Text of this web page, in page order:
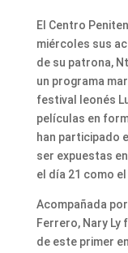
El Centro
miércoles sus
de su patrona,
un programa
festival leonés
películas en
han participado
ser expuestas
el día 21 como
Acompañada
Ferrero, Nary Ly
de este primer